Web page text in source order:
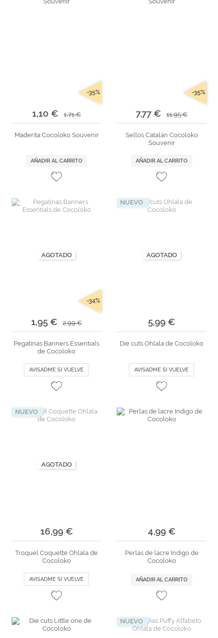
1,10 € 1,71 €
-35%
Maderita Cocoloko Souvenir
AÑADIR AL CARRITO
7,77 € 11,95 €
-35%
Sellos Catalán Cocoloko
Souvenir
AÑADIR AL CARRITO
AGOTADO
1,95 € 2,99 €
-34%
Pegatinas Banners Essentials
de Cocoloko
AVISADME SI VUELVE
AGOTADO
NUEVO
5,99 €
Die cuts Ohlala de Cocoloko
AVISADME SI VUELVE
AGOTADO
NUEVO
16,99 €
Troquel Coquette Ohlala de
Cocoloko
AVISADME SI VUELVE
4,99 €
Perlas de lacre Indigo de
Cocoloko
AÑADIR AL CARRITO
NUEVO